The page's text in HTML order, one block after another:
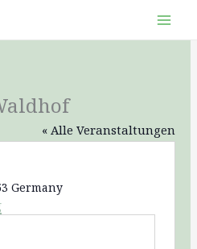
« Alle Veranstaltungen
Germany